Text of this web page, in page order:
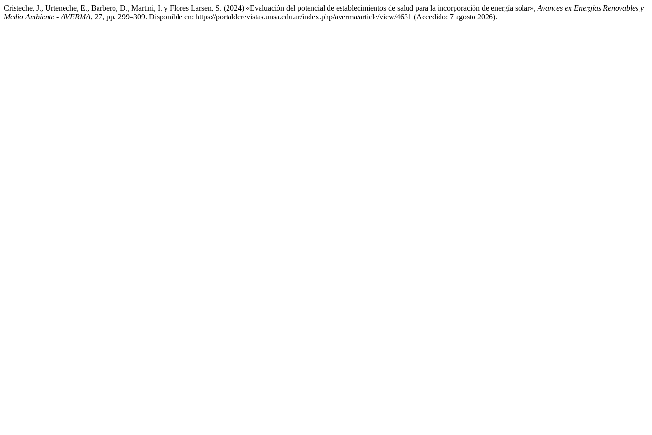
Cristeche, J., Urteneche, E., Barbero, D., Martini, I. y Flores Larsen, S. (2024) «Evaluación del potencial de establecimientos de salud para la incorporación de energía solar», Avances en Energías Renovables y
Medio Ambiente - AVERMA, 27, pp. 299–309. Disponible en: https://portalderevistas.unsa.edu.ar/index.php/averma/article/view/4631 (Accedido: 7 agosto 2026).